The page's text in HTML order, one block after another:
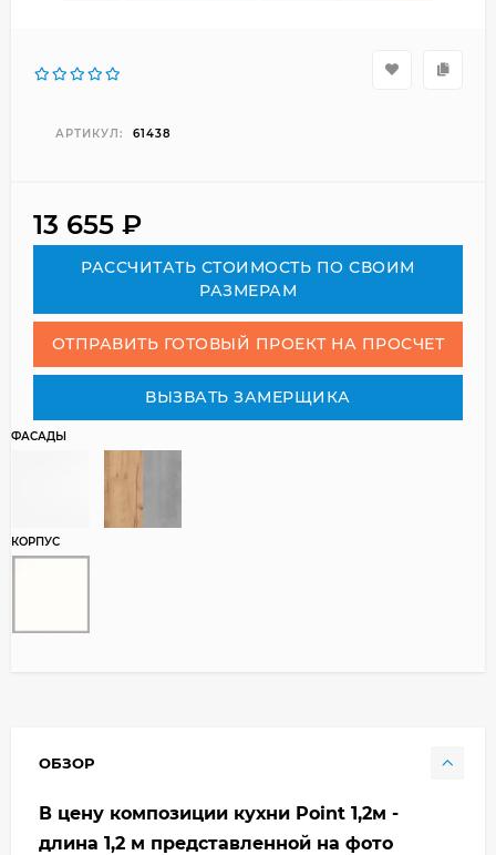
АРТИКУЛ: 61438
13 655 ₽
РАСCЧИТАТЬ СТОИМОСТЬ ПО СВОИМ
РАЗМЕРАМ
ОТПРАВИТЬ ГОТОВЫЙ ПРОЕКТ НА ПРОСЧЕТ
ВЫЗВАТЬ ЗАМЕРЩИКА
ФАСАДЫ
КОРПУС
ОБЗОР
В цену композиции кухни Point 1,2м -
длина 1,2 м представленной на фото